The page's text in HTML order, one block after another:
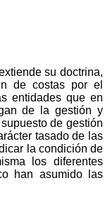
su doctrina,
de costas por el
entidades que en
de la gestión y
de gestión
tasado de las
la condición de
los diferentes
han asumido las